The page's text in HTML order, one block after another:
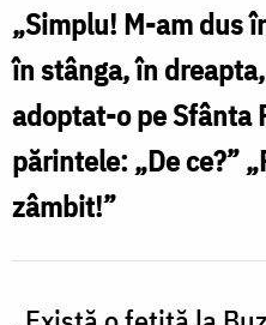
a
adoptat
un
sfânt
/
Oana
Nechifor
„Simplu! M-am dus
în stânga, în
adoptat-o pe Sfânta
părintele: „De ce?”
zâmbit!”